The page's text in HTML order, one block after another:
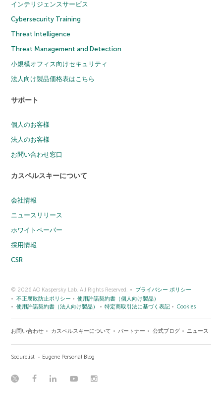
インテリジェンスサービス
Cybersecurity Training
Threat Intelligence
Threat Management and Detection
小規模オフィス向けセキュリティ
法人向け製品価格表はこちら
サポート
個人のお客様
法人のお客様
お問い合わせ窓口
カスペルスキーについて
会社情報
ニュースリリース
ホワイトペーパー
採用情報
CSR
© 2026 AO Kaspersky Lab. All Rights Reserved.
プライバシー ポリシー
不正腐敗防止ポリシー
使用許諾契約書（個人向け製品）
使用許諾契約書（法人向け製品）
特定商取引法に基づく表記 Cookies
お問い合わせ カスペルスキーについて パートナー 公式ブログ ニュース
Securelist Eugene Personal Blog